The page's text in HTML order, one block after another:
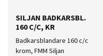
SILJAN BADKARSBL.
160 C/C, KR
Badkarsblandare 160 c/c
krom, FMM Siljan